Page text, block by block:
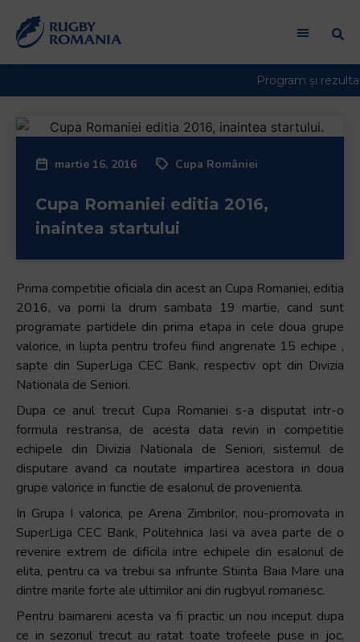
martie 16, 2016 Cupa României
Cupa Romaniei editia 2016,
inaintea startului
Prima competitie oficiala din acest an Cupa Romaniei, editia
2016, va porni la drum sambata 19 martie, cand sunt
programate partidele din prima etapa in cele doua grupe
valorice, in lupta pentru trofeu fiind angrenate 15 echipe ,
sapte din SuperLiga CEC Bank, respectiv opt din Divizia
Nationala de Seniori.
Dupa ce anul trecut Cupa Romaniei s-a disputat intr-o
formula restransa, de acesta data revin in competitie
echipele din Divizia Nationala de Seniori, sistemul de
disputare avand ca noutate impartirea acestora in doua
grupe valorice in functie de esalonul de provenienta.
In Grupa I valorica, pe Arena Zimbrilor, nou-promovata in
SuperLiga CEC Bank, Politehnica Iasi va avea parte de o
revenire extrem de dificila intre echipele din esalonul de
elita, pentru ca va trebui sa infrunte Stiinta Baia Mare una
dintre marile forte ale ultimilor ani din rugbyul romanesc.
Pentru baimareni acesta va fi practic un nou inceput dupa
ce in sezonul trecut au ratat toate trofeele puse in joc,